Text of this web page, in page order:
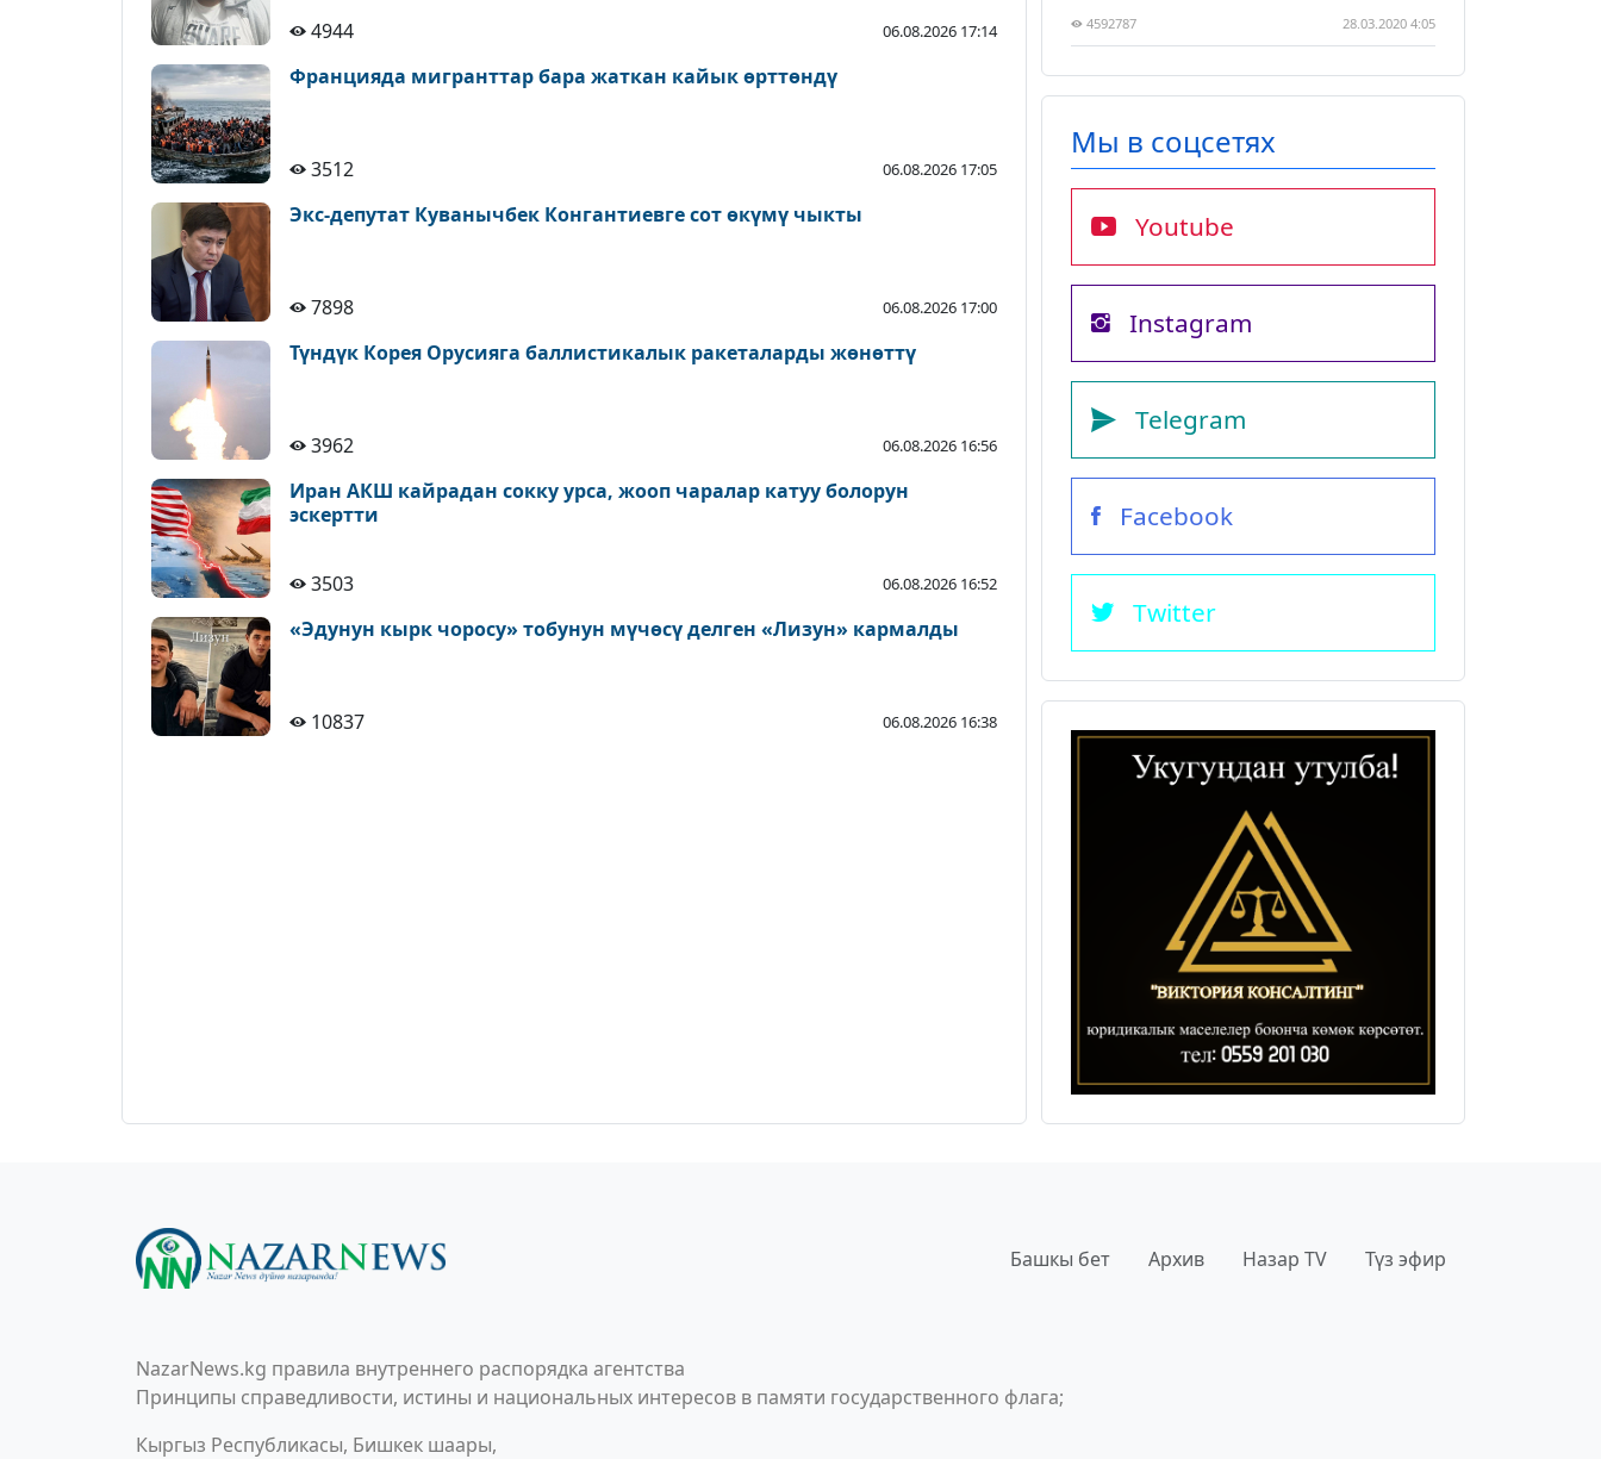
4944 06.08.2026 17:14
Францияда мигранттар бара жаткан кайык өрттөндү
3512 06.08.2026 17:05
Экс-депутат Куванычбек Конгантиевге сот өкүмү чыкты
7898 06.08.2026 17:00
Түндүк Корея Орусияга баллистикалык ракеталарды жөнөттү
3962 06.08.2026 16:56
Иран АКШ кайрадан сокку урса, жооп чаралар катуу болорун
эскертти
3503 06.08.2026 16:52
«Эдунун кырк чоросу» тобунун мүчөсү делген «Лизун» кармалды
10837 06.08.2026 16:38
4592787 28.03.2020 4:05
Мы в соцсетях
Youtube
Instagram
Telegram
Facebook
Twitter
Башкы бет Архив Назар TV Түз эфир
NazarNews.kg правила внутреннего распорядка агентства
Принципы справедливости, истины и национальных интересов в памяти государственного флага;
Кыргыз Республикасы, Бишкек шаары,